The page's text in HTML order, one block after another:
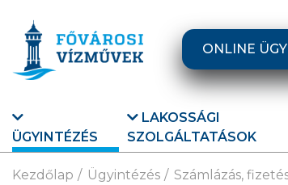
ONLINE
ÜGYINTÉZÉS
LAKOSSÁGI
SZOLGÁLTATÁSOK
Kezdőlap Ügyintézés Számlázás,